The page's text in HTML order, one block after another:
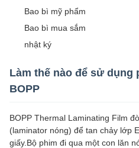
Bao bì mỹ phẩm
Bao bì mua sắm
nhật ký
Làm thế nào để sử dụng
BOPP
BOPP Thermal Laminating Film
(laminator nóng) để tan chảy lớp
giấy.Bộ phim đi qua một con lăn